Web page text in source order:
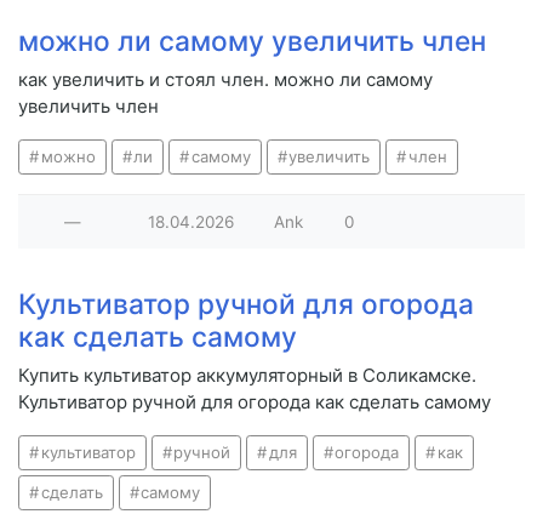
можно ли самому увеличить член
как увеличить и стоял член. можно ли самому
увеличить член
можно ли самому увеличить член
— 18.04.2026 Ank 0
Культиватор ручной для огорода
как сделать самому
Купить культиватор аккумуляторный в Соликамске.
Культиватор ручной для огорода как сделать самому
культиватор ручной для огорода как
сделать самому